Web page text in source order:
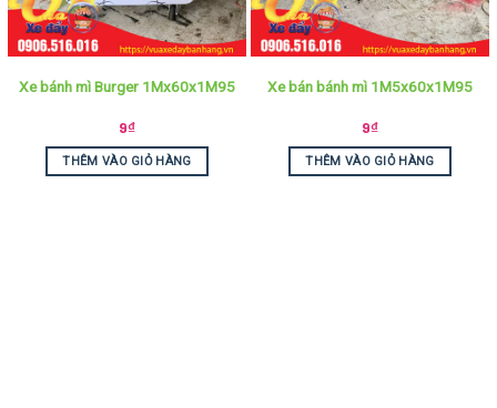
Xe bánh mì Burger 1Mx60x1M95
9₫
THÊM VÀO GIỎ HÀNG
Xe bán bánh mì 1M5x60x1M95
9₫
THÊM VÀO GIỎ HÀNG